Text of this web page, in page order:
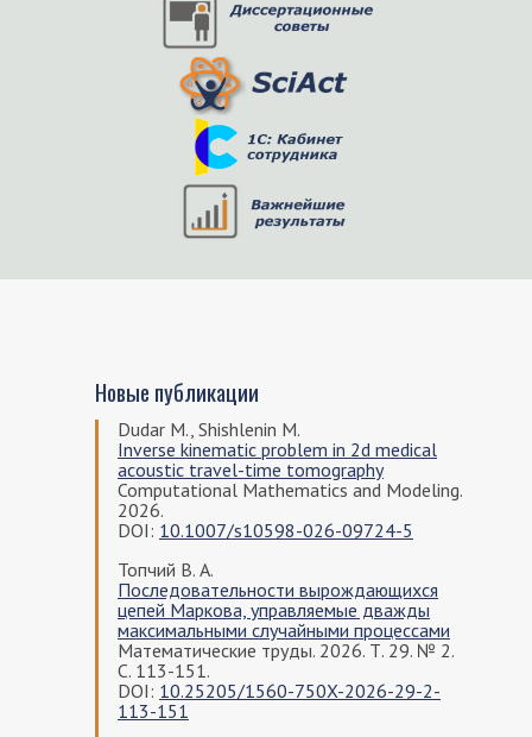
Новые публикации
Dudar M., Shishlenin M.
Inverse kinematic problem in 2d medical
acoustic travel-time tomography
Computational Mathematics and Modeling.
2026.
DOI: 10.1007/s10598-026-09724-5
Топчий В. А.
Последовательности вырождающихся
цепей Маркова, управляемые дважды
максимальными случайными процессами
Математические труды. 2026. Т. 29. № 2.
С. 113-151.
DOI: 10.25205/1560-750X-2026-29-2-
113-151